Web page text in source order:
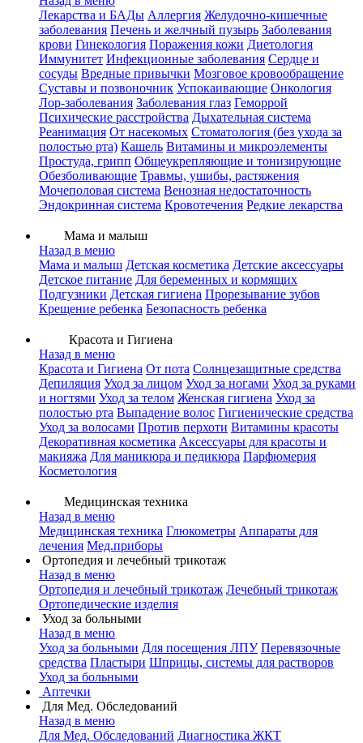
Лекарства и БАДы Аллергия Желудочно-кишечные
заболевания Печень и желчный пузырь Заболевания
крови Гинекология Поражения кожи Диетология
Иммунитет Инфекционные заболевания Сердце и
сосуды Вредные привычки Мозговое кровообращение
Суставы и позвоночник Успокаивающие Онкология
Лор-заболевания Заболевания глаз Геморрой
Психические расстройства Дыхательная система
Реанимация От насекомых Стоматология (без ухода за
полостью рта) Кашель Витамины и микроэлементы
Простуда, грипп Общеукрепляющие и тонизирующие
Обезболивающие Травмы, ушибы, растяжения
Мочеполовая система Венозная недостаточность
Эндокринная система Кровотечения Редкие лекарства
Мама и малыш
Назад в меню
Мама и малыш Детская косметика Детские аксессуары
Детское питание Для беременных и кормящих
Подгузники Детская гигиена Прорезывание зубов
Крещение ребенка Безопасность ребенка
Красота и Гигиена
Назад в меню
Красота и Гигиена От пота Солнцезащитные средства
Депиляция Уход за лицом Уход за ногами Уход за руками
и ногтями Уход за телом Женская гигиена Уход за
полостью рта Выпадение волос Гигиенические средства
Уход за волосами Против перхоти Витамины красоты
Декоративная косметика Аксессуары для красоты и
макияжа Для маникюра и педикюра Парфюмерия
Косметология
Медицинская техника
Назад в меню
Медицинская техника Глюкометры Аппараты для
лечения Мед.приборы
Ортопедия и лечебный трикотаж
Назад в меню
Ортопедия и лечебный трикотаж Лечебный трикотаж
Ортопедические изделия
Уход за больными
Назад в меню
Уход за больными Для посещения ЛПУ Перевязочные
средства Пластыри Шприцы, системы для растворов
Уход за больными
Аптечки
Для Мед. Обследований
Назад в меню
Для Мед. Обследований Диагностика ЖКТ